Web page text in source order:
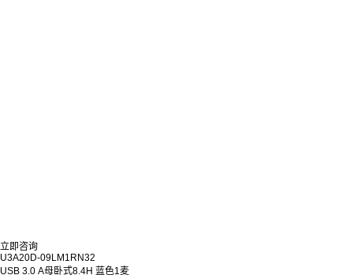
立即咨询
U3A20D-09LM1RN32
USB 3.0 A母卧式8.4H 蓝色1麦